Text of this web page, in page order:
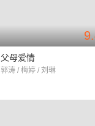
父母爱情
郭涛 / 梅婷 / 刘琳